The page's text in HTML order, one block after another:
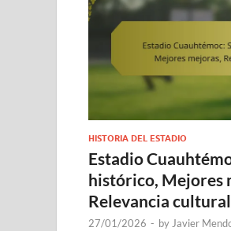
HISTORIA DEL ESTADIO
Estadio
histórico, Mejores
Relevancia cultural
27/01/2026 - by Javier